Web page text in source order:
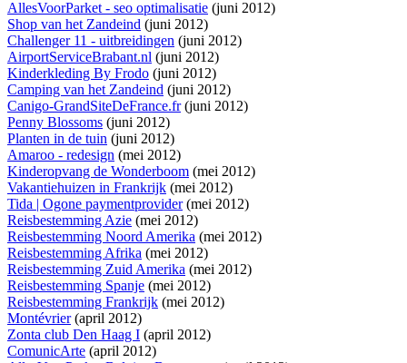
AllesVoorParket - seo optimalisatie (juni 2012)
Shop van het Zandeind (juni 2012)
Challenger 11 - uitbreidingen (juni 2012)
AirportServiceBrabant.nl (juni 2012)
Kinderkleding By Frodo (juni 2012)
Camping van het Zandeind (juni 2012)
Canigo-GrandSiteDeFrance.fr(juni 2012)
Penny Blossoms (juni 2012)
Planten in de tuin (juni 2012)
Amaroo - redesign (mei 2012)
Kinderopvang de Wonderboom (mei 2012)
Vakantiehuizen in Frankrijk (mei 2012)
Tida | Ogone paymentprovider(mei 2012)
Reisbestemming Azie (mei 2012)
Reisbestemming Noord Amerika (mei 2012)
Reisbestemming Afrika (mei 2012)
Reisbestemming Zuid Amerika (mei 2012)
Reisbestemming Spanje (mei 2012)
Reisbestemming Frankrijk (mei 2012)
Montévrier(april 2012)
Zonta club Den Haag I (april 2012)
ComunicArte (april 2012)